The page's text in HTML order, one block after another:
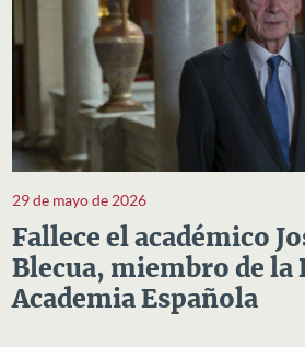
29 de mayo de 2026
Fallece el académico
Blecua, miembro de la
Academia Española